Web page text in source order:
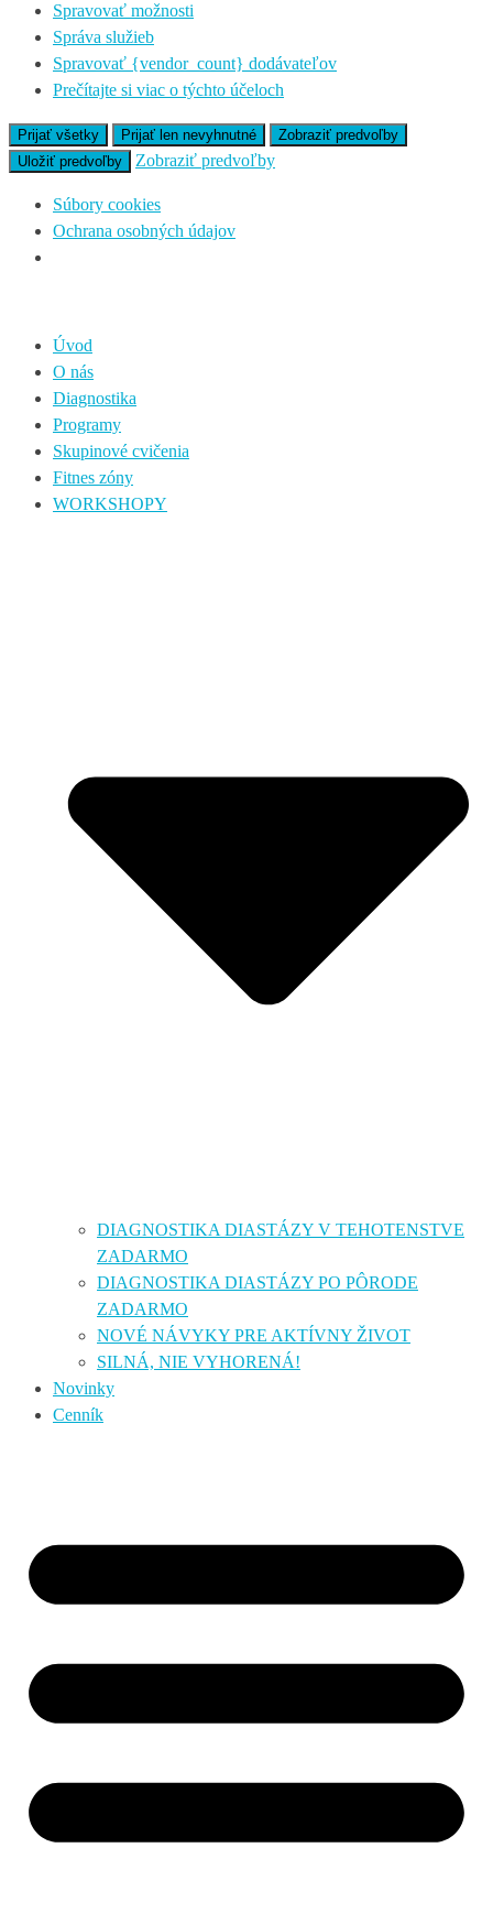
Spravovať možnosti
Správa služieb
Spravovať {vendor_count} dodávateľov
Prečítajte si viac o týchto účeloch
Prijať všetky Prijať len nevyhnutné
Zobraziť predvoľby
Uložiť predvoľby
Zobraziť predvoľby
Súbory cookies
Ochrana osobných údajov
Úvod
O nás
Diagnostika
Programy
Skupinové cvičenia
Fitnes zóny
WORKSHOPY
DIAGNOSTIKA DIASTÁZY V TEHOTENSTVE
ZADARMO
DIAGNOSTIKA DIASTÁZY PO PÔRODE
ZADARMO
NOVÉ NÁVYKY PRE AKTÍVNY ŽIVOT
SILNÁ, NIE VYHORENÁ!
Novinky
Cenník